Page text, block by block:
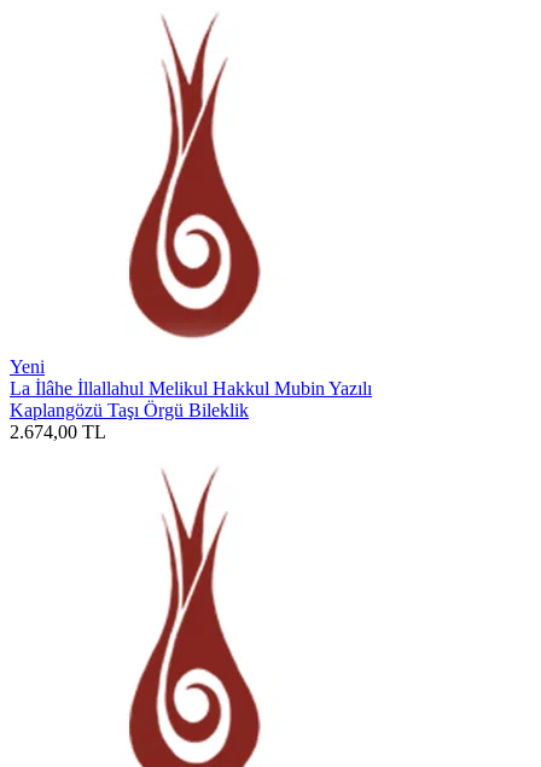
Yeni
La İlâhe İllallahul Melikul Hakkul Mubin Yazılı
Kaplangözü Taşı Örgü Bileklik
2.674,00 TL